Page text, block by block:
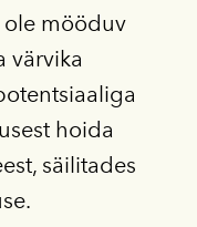
ole mööduv
värvika
hoida
säilitades